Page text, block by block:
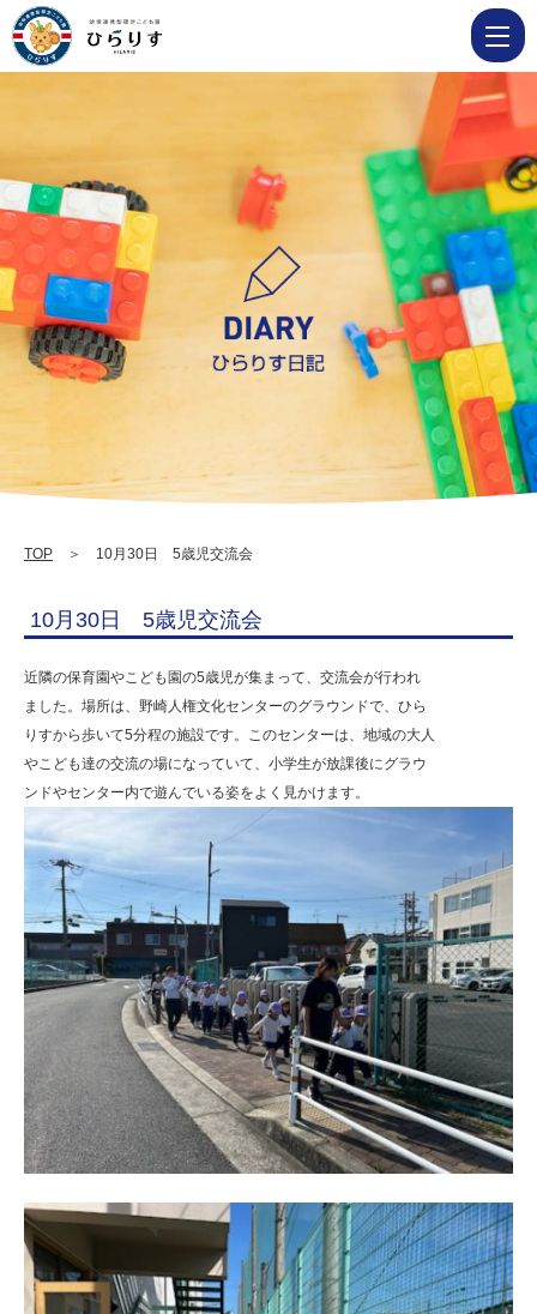
月
5
歳
児
交
流
会
学
校
人
明
善
学
園
幼
保
携
型
認
定
こ
ど
も
園
ひ
ら
り
す
TOP ＞ 10月30日 5歳児交流会
10月30日 5歳児交流会
近隣の保育園やこども園の5歳児が集まって、交流会が行われ
ました。場所は、野崎人権文化センターのグラウンドで、ひら
りすから歩いて5分程の施設です。このセンターは、地域の大人
やこども達の交流の場になっていて、小学生が放課後にグラウ
ンドやセンター内で遊んでいる姿をよく見かけます。